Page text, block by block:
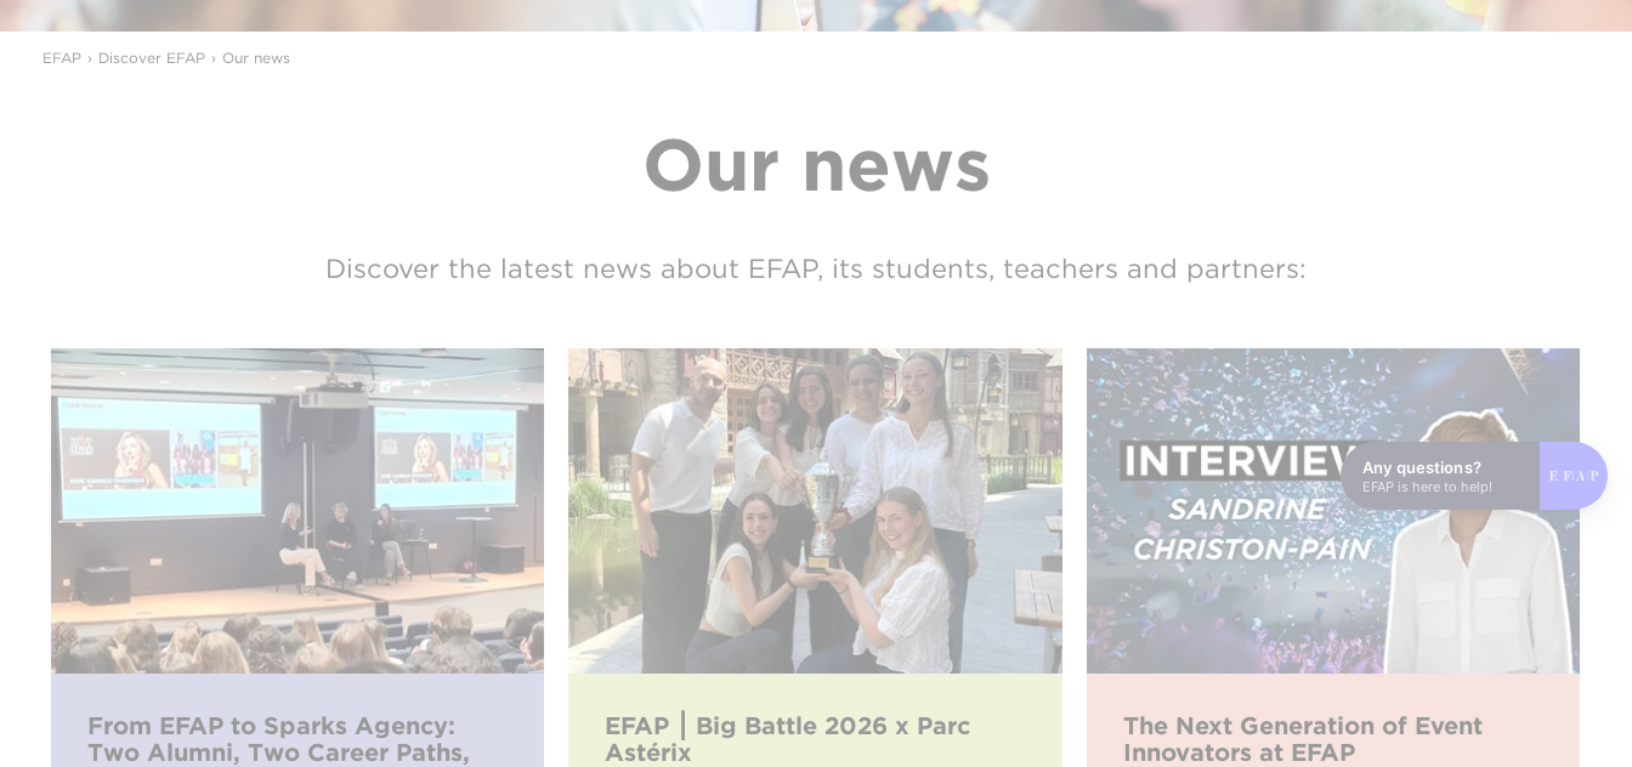
EFAP Discover EFAP Our news
Our news
Discover the latest news about EFAP, its students, teachers and partners:
From EFAP to Sparks Agency:
Two Alumni, Two Career Paths,
EFAP ⎮ Big Battle 2026 x Parc
Astérix
The Next Generation of Event
Innovators at EFAP
Any questions?
EFAP is here to help!